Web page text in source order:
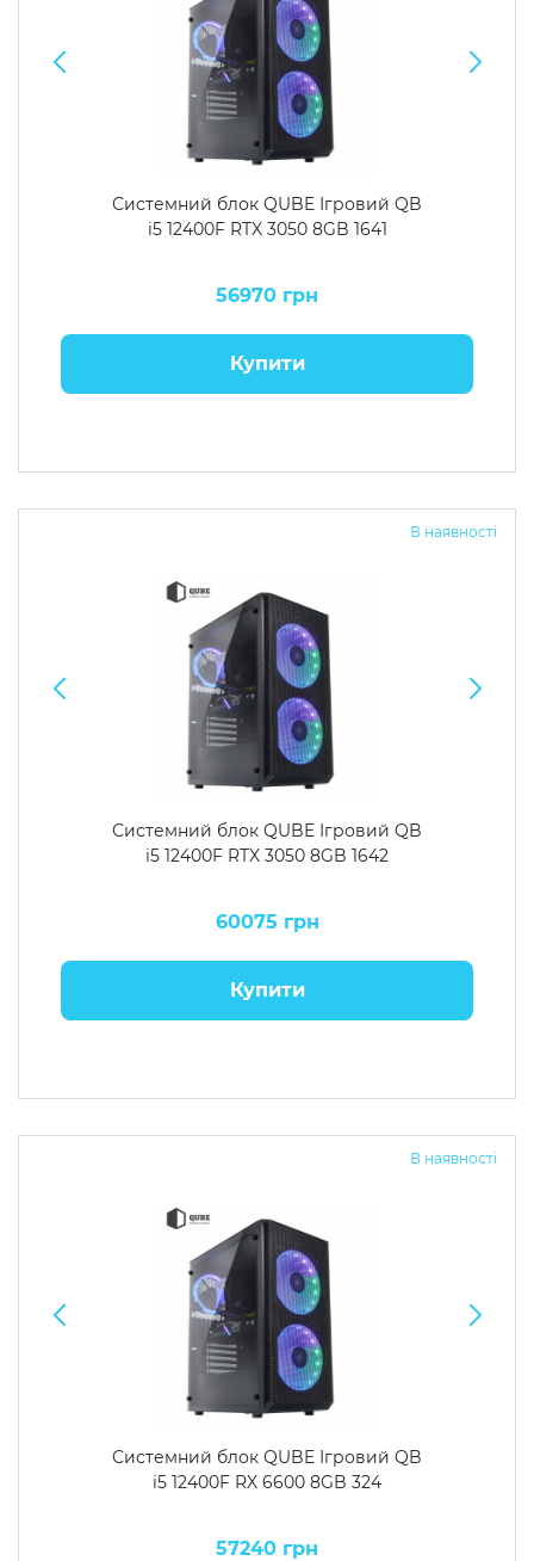
Системний блок QUBE Ігровий QB
i5 12400F RTX 3050 8GB 1641
56970 грн
Купити
В наявності
Системний блок QUBE Ігровий QB
i5 12400F RTX 3050 8GB 1642
60075 грн
Купити
В наявності
Системний блок QUBE Ігровий QB
i5 12400F RX 6600 8GB 324
57240 грн